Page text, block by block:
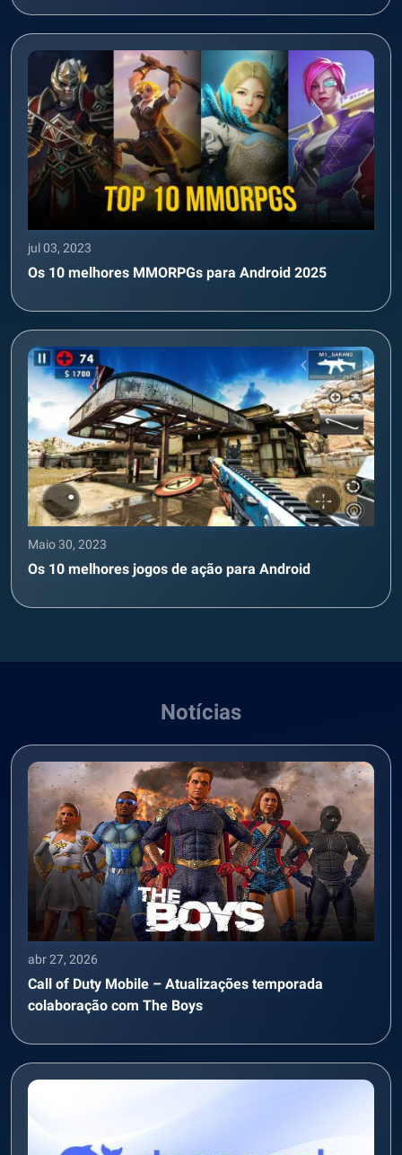
jul 03, 2023
Os 10 melhores MMORPGs para Android 2025
Maio 30, 2023
Os 10 melhores jogos de ação para Android
Notícias
abr 27, 2026
Call of Duty Mobile – Atualizações temporada
colaboração com The Boys